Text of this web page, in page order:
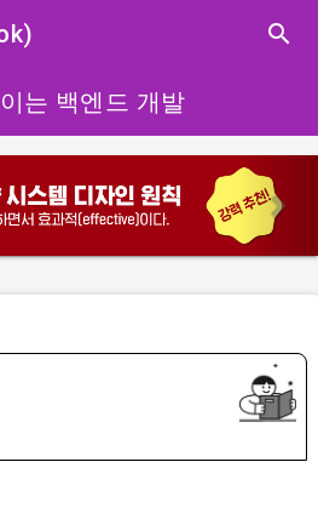
close
search
는 백엔드 개발
e